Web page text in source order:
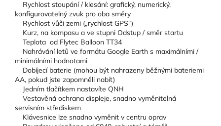
Rychlost stoupání / klesání: grafický, numerický,
konfigurovatelný zvuk pro oba směry
Rychlost vůči zemi („rychlost GPS“)
Kurz, na kompasu a ve stupni Odstup / směr startu
Teplota od Flytec Balloon TT34
Nahrávání letů ve formátu Google Earth s maximálními /
minimálními hodnotami
Dobíjecí baterie (mohou být nahrazeny běžnými bateriemi
AA, pokud jste zapomněli nabít)
Jedním tlačítkem nastavíte QNH
Vestavěná ochrana displeje, snadno vyměnitelná
servisním střediskem
Klávesnice lze snadno vyměnit v centru oprav